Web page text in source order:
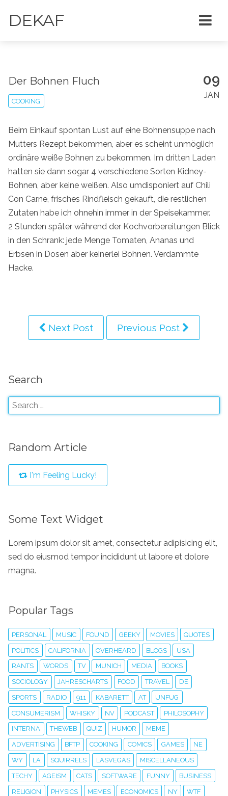
DEKAF
09
JAN
Der Bohnen Fluch
COOKING
Beim Einkauf spontan Lust auf eine Bohnensuppe nach
Mutters Rezept bekommen, aber es scheint unmöglich
ordinäre weiße Bohnen zu bekommen. Im dritten Laden
hatten sie dann sogar 4 verschiedene Sorten Kidney-
Bohnen, aber keine weißen. Also umdisponiert auf Chili
Con Carne, frisches Rindfleisch gekauft, die restlichen
Zutaten habe ich ohnehin immer in der Speisekammer.
2 Stunden später während der Kochvorbereitungen Blick
in den Schrank: jede Menge Tomaten, Ananas und
Erbsen in Dosen aber keinerlei Bohnen. Verdammte
Hacke.
Next Post Previous Post
Search
Random Article
I'm Feeling Lucky!
Some Text Widget
Lorem ipsum dolor sit amet, consectetur adipisicing elit,
sed do eiusmod tempor incididunt ut labore et dolore
magna.
Popular Tags
PERSONAL MUSIC FOUND GEEKY MOVIES QUOTES
POLITICS CALIFORNIA OVERHEARD BLOGS USA
RANTS WORDS TV MUNICH MEDIA BOOKS
SOCIOLOGY JAHRESCHARTS FOOD TRAVEL DE
SPORTS RADIO 911 KABARETT AT UNFUG
CONSUMERISM WHISKY NV PODCAST PHILOSOPHY
INTERNA THEWEB QUIZ HUMOR MEME
ADVERTISING BFTP COOKING COMICS GAMES NE
WY LA SQUIRRELS LASVEGAS MISCELLANEOUS
TECHY AGEISM CATS SOFTWARE FUNNY BUSINESS
RELIGION PHYSICS MEMES ECONOMICS NY WTF